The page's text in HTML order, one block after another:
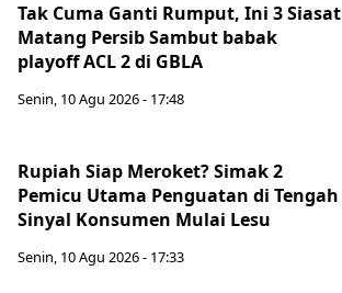
Tak Cuma Ganti Rumput, Ini 3 Siasat
Matang Persib Sambut babak
playoff ACL 2 di GBLA
Senin, 10 Agu 2026 - 17:48
Rupiah Siap Meroket? Simak 2
Pemicu Utama Penguatan di Tengah
Sinyal Konsumen Mulai Lesu
Senin, 10 Agu 2026 - 17:33